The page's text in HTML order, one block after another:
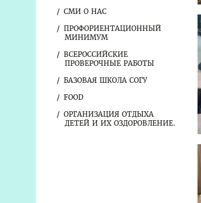
СМИ О НАС
ПРОФОРИЕНТАЦИОННЫЙ
МИНИМУМ
ВСЕРОССИЙСКИЕ
ПРОВЕРОЧНЫЕ РАБОТЫ
БАЗОВАЯ ШКОЛА СОГУ
FOOD
ОРГАНИЗАЦИЯ ОТДЫХА
ДЕТЕЙ И ИХ ОЗДОРОВЛЕНИЕ.